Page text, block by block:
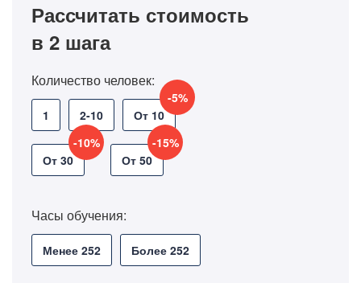
Рассчитать стоимость
в 2 шага
Количество человек:
1 2-10 От 10
-5%
От 30
-10%
От 50
-15%
Часы обучения:
Менее 252 Более 252